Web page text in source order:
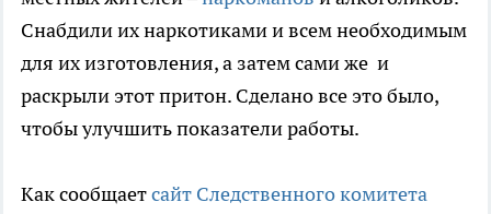
Снабдили их наркотиками и всем необходимым
для их изготовления, а затем сами же и
раскрыли этот притон. Сделано все это было,
чтобы улучшить показатели работы.
Как сообщаетсайт Следственного комитета